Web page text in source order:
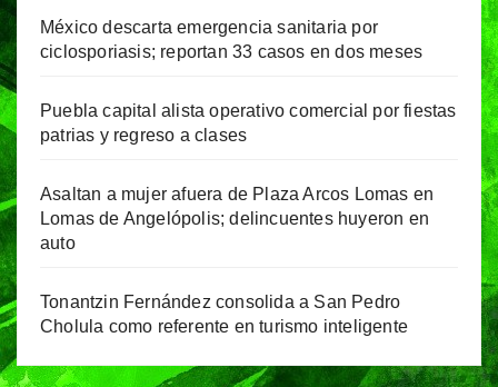
México descarta emergencia sanitaria por
ciclosporiasis; reportan 33 casos en dos meses
Puebla capital alista operativo comercial por fiestas
patrias y regreso a clases
Asaltan a mujer afuera de Plaza Arcos Lomas en
Lomas de Angelópolis; delincuentes huyeron en
auto
Tonantzin Fernández consolida a San Pedro
Cholula como referente en turismo inteligente